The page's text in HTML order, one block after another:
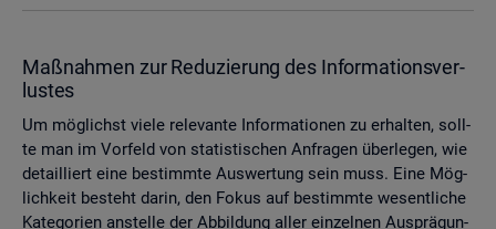
Maß­nah­men zur Re­du­zie­rung des In­for­ma­ti­ons­ver­
lus­tes
Um mög­lichst viele re­le­van­te In­for­ma­tio­nen zu er­hal­ten, soll­
te man im Vor­feld von sta­tis­ti­schen An­fra­gen über­le­gen, wie
de­tail­liert eine be­stimm­te Aus­wer­tung sein muss. Eine Mög­
lich­keit be­steht darin, den Fokus auf be­stimm­te we­sent­li­che
Ka­te­go­ri­en an­stel­le der Ab­bil­dung aller ein­zel­nen Aus­prä­gun­